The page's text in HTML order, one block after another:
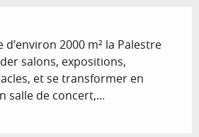
2000 m² la Palestre
salons, expositions,
et se transformer en
salle de concert,...